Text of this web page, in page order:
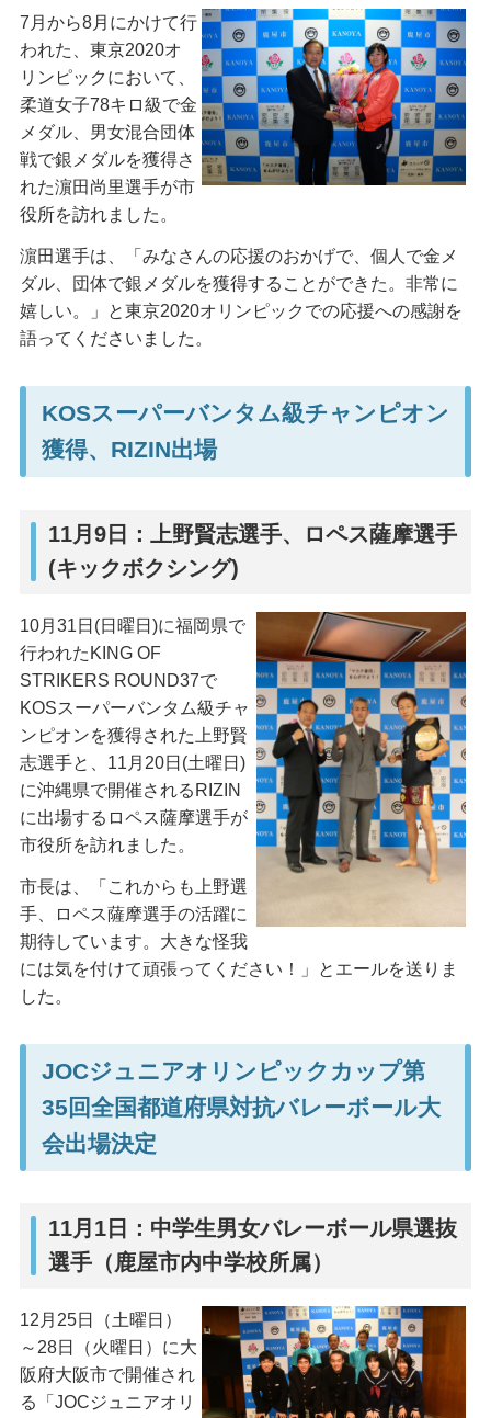
7月から8月にかけて行
われた、東京2020オ
リンピックにおいて、
柔道女子78キロ級で金
メダル、男女混合団体
戦で銀メダルを獲得さ
れた濵田尚里選手が市
役所を訪れました。
濵田選手は、「みなさんの応援のおかげで、個人で金メ
ダル、団体で銀メダルを獲得することができた。非常に
嬉しい。」と東京2020オリンピックでの応援への感謝を
語ってくださいました。
KOSスーパーバンタム級チャンピオン
獲得、RIZIN出場
11月9日：上野賢志選手、ロペス薩摩選手
(キックボクシング)
10月31日(日曜日)に福岡県で
行われたKING OF
STRIKERS ROUND37で
KOSスーパーバンタム級チャ
ンピオンを獲得された上野賢
志選手と、11月20日(土曜日)
に沖縄県で開催されるRIZIN
に出場するロペス薩摩選手が
市役所を訪れました。
市長は、「これからも上野選
手、ロペス薩摩選手の活躍に
期待しています。大きな怪我
には気を付けて頑張ってください！」とエールを送りま
した。
JOCジュニアオリンピックカップ第
35回全国都道府県対抗バレーボール大
会出場決定
11月1日：中学生男女バレーボール県選抜
選手（鹿屋市内中学校所属）
12月25日（土曜日）
～28日（火曜日）に大
阪府大阪市で開催され
る「JOCジュニアオリ